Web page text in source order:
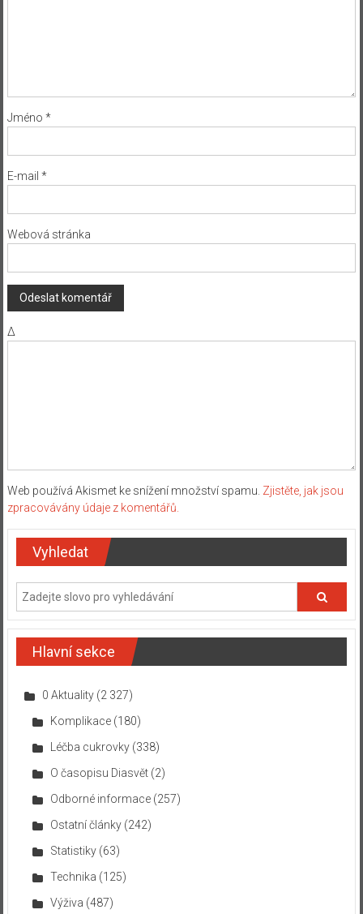
Jméno *
E-mail *
Webová stránka
Δ
Web používá Akismet ke snížení množství spamu. Zjistěte, jak jsou
zpracovávány údaje z komentářů.
Vyhledat
Hlavní sekce
0 Aktuality(2 327)
Komplikace(180)
Léčba cukrovky(338)
O časopisu Diasvět(2)
Odborné informace(257)
Ostatní články(242)
Statistiky(63)
Technika (125)
Výživa (487)